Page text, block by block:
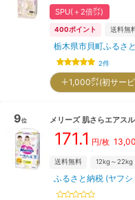
SPU(＋2倍㌽)
400ポイント 送料無
栃木県市貝町ふるさ
2件
＋1,000㌽(初サー
9位 メリーズ 肌さらエアス
171.1 円/枚
送料無料 12kg～22kg
ふるさと納税 (ヤフシ